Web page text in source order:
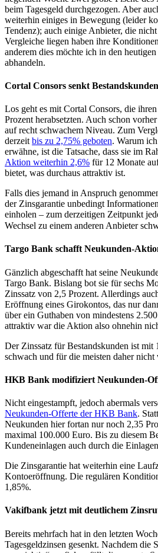
beim Tagesgeld durchgezogen. Aber
weiterhin einiges in Bewegung (leider
Tendenz); auch einige Anbieter, die
Vergleiche liegen haben ihre
anderem dies möchte ich in den
abhandeln.
Cortal Consors senkt
Los geht es mit Cortal Consors, die
Prozent herabsetzten. Auch schon
auf recht schwachem Niveau. Zum
derzeit bis zu 2,75% geboten. Warum
erwähne, ist die Tatsache, dass sie im
Aktion weiterhin 2,6% für 12 Monate
bietet, was durchaus attraktiv ist.
Falls dies jemand in Anspruch
der Zinsgarantie unbedingt
einholen – zum derzeitigen Zeitpunkt
Wechsel zu einem anderen Anbieter
Targo Bank schafft Neukunden-
Gänzlich abgeschafft hat seine
Targo Bank. Bislang bot sie für sechs
Zinssatz von 2,5 Prozent. Allerdings
Eröffnung eines Girokontos, das nur
über ein Guthaben von mindestens
attraktiv war die Aktion also ohnehin
Der Zinssatz für Bestandskunden ist mit
schwach und für die meisten daher nicht
HKB Bank modifiziert Neukunden-
Nicht eingestampft, jedoch abermals
Neukunden-Offerte der HKB Bank.
Neukunden hier fortan nur noch 2,35
maximal 100.000 Euro. Bis zu diesem
Kundeneinlagen auch durch die
Die Zinsgarantie hat weiterhin eine
Kontoeröffnung. Die regulären
1,85%.
Vakifbank jetzt mit deutlichem
Bereits mehrfach hat in den letzten
Tagesgeldzinsen gesenkt. Nachdem die